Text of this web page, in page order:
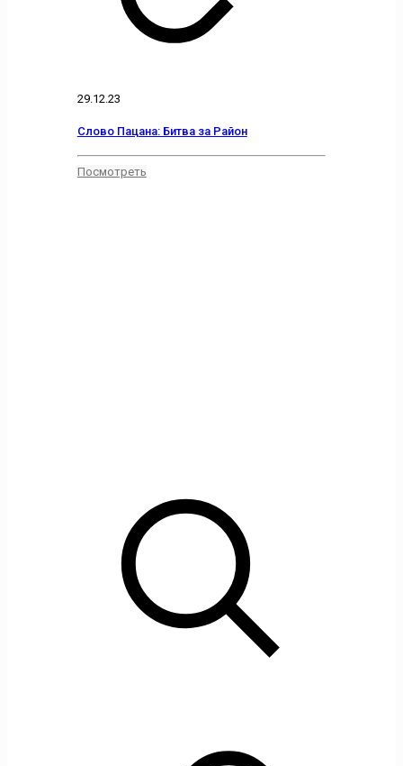
29.12.23
Слово Пацана: Битва за Район
Посмотреть